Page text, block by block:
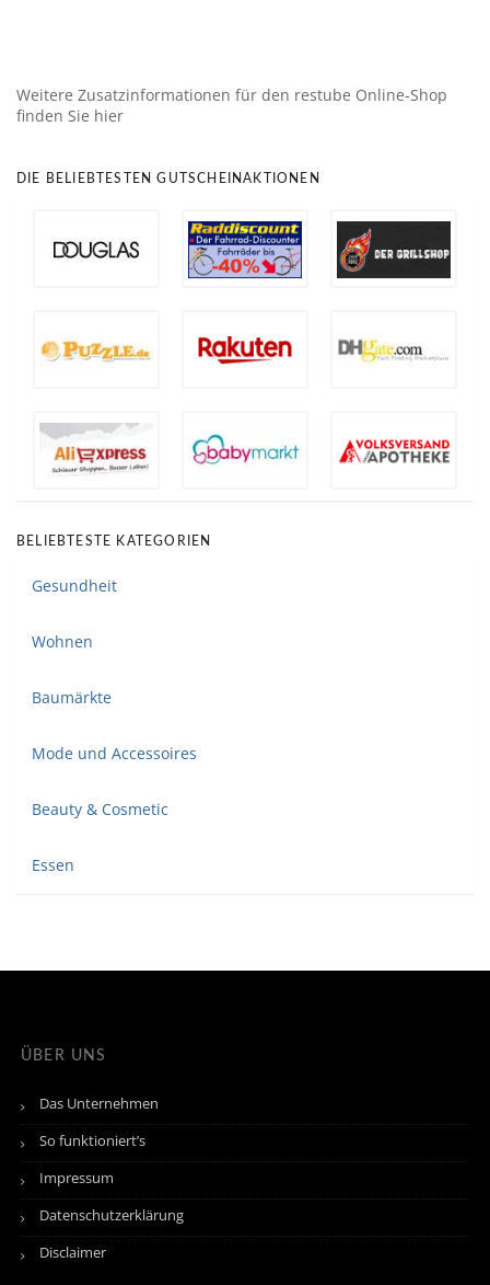
Weitere Zusatzinformationen für den restube Online-Shop
finden Sie hier
DIE BELIEBTESTEN GUTSCHEINAKTIONEN
BELIEBTESTE KATEGORIEN
Gesundheit
Wohnen
Baumärkte
Mode und Accessoires
Beauty & Cosmetic
Essen
ÜBER UNS
Das Unternehmen
So funktioniert’s
Impressum
Datenschutzerklärung
Disclaimer